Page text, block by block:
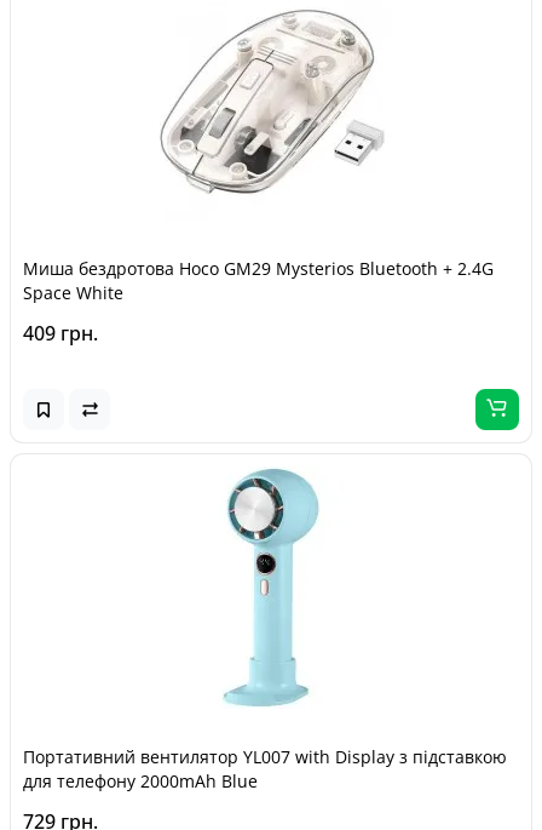
Миша бездротова Hoco GM29 Mysterios Bluetooth + 2.4G
Space White
409 грн.
Портативний вентилятор YL007 with Display з підставкою
для телефону 2000mAh Blue
729 грн.